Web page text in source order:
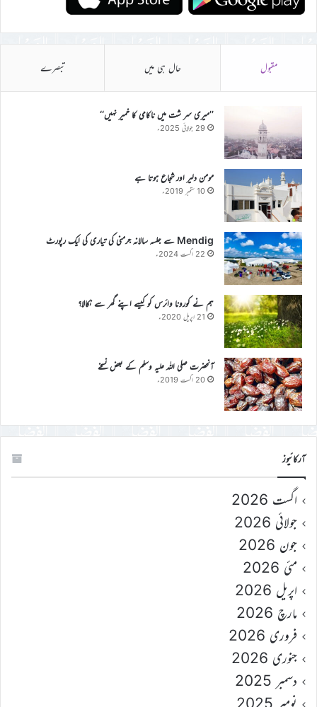
مقبول حال ہی میں تبصرے
’’میری سر شت میں ناکامی کا خمیر نہیں‘‘
29 جولائی 2025ء
مومن دلیر اور شجاع ہوتا ہے
10 ستمبر 2019ء
Mendig سے جلسہ سالانہ جرمنی کی تیاری کی ایک رپورٹ
22 اگست 2024ء
ہم نے کورونا وائرس کو کیسے اپنے گھر سے نکالا؟
21 اپریل 2020ء
آنحضرت صلی اللہ علیہ وسلم کے بعض نسخے
20 اگست 2019ء
آرکائیوز
اگست 2026
جولائی 2026
جون 2026
مئی 2026
اپریل 2026
مارچ 2026
فروری 2026
جنوری 2026
دسمبر 2025
نومبر 2025